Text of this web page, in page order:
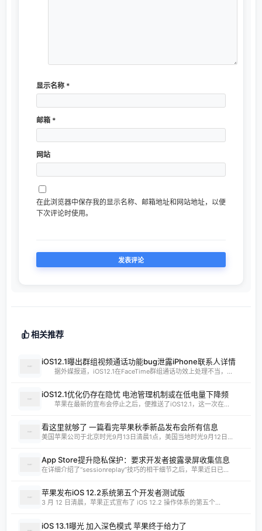
显示名称 *
邮箱 *
网站
在此浏览器中保存我的显示名称、邮箱地址和网站地址，以便
下次评论时使用。
相关推荐
iOS12.1曝出群组视频通话功能bug泄露iPhone联系人详情
据外媒报道，iOS12.1在FaceTime群组通话功效上处理不当，...
iOS12.1优化仍存在隐忧 电池管理机制或在低电量下降频
苹果在最新的宣布会停止之后，便推送了iOS12.1，这一次在...
看这里就够了 一篇看完苹果秋季新品发布会所有信息
美国苹果公司于北京时光9月13日清晨1点，美国当地时光9月12日...
App Store提升隐私保护：要求开发者披露录屏收集信息
在详细介绍了“sessionreplay”技巧的相干细节之后，苹果近日已...
苹果发布iOS 12.2系统第五个开发者测试版
3 月 12 日清晨，苹果正式宣布了 iOS 12.2 操作体系的第五个...
iOS 13.1曝光 加入深色模式 苹果终于给力了